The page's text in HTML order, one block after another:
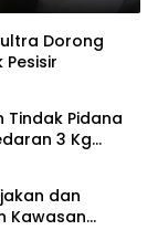
Dorong
Tindak Pidana
3 Kg
dan
Kawasan